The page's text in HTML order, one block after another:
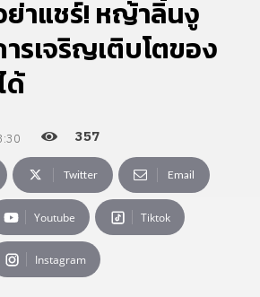
าแชร์! หญ้าลิ้นงู
รเจริญเติบโตของ
ด้
357
Twitter Email
Youtube Tiktok
Instagram